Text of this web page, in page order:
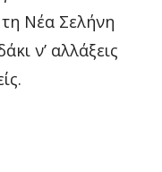
Νέα Σελήνη
ν’ αλλάξεις